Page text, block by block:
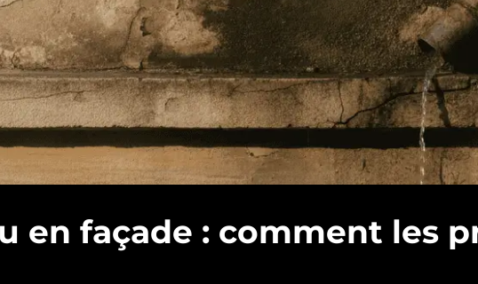
en façade : comment les